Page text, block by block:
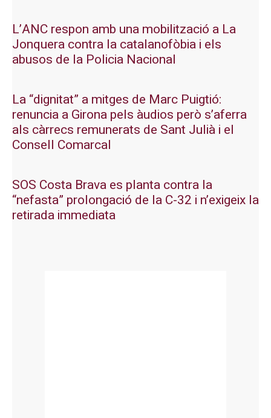
L’ANC respon amb una mobilització a La
Jonquera contra la catalanofòbia i els
abusos de la Policia Nacional
La “dignitat” a mitges de Marc Puigtió:
renuncia a Girona pels àudios però s’aferra
als càrrecs remunerats de Sant Julià i el
Consell Comarcal
SOS Costa Brava es planta contra la
“nefasta” prolongació de la C-32 i n’exigeix la
retirada immediata